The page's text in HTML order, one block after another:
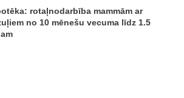
rotaļnodarbība mammām ar
no 10 mēnešu vecuma līdz 1.5